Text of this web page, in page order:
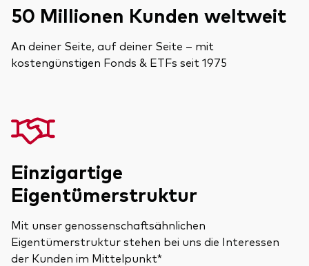
50 Millionen Kunden weltweit
An deiner Seite, auf deiner Seite – mit
kostengünstigen Fonds & ETFs seit 1975
Einzigartige
Eigentümerstruktur
Mit unser genossenschaftsähnlichen
Eigentümerstruktur stehen bei uns die Interessen
der Kunden im Mittelpunkt*